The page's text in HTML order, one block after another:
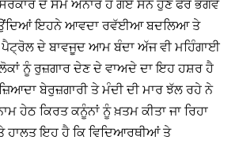
ਦੇ ਸਮੇਂ ਅਨਾਰ ਹੋ ਗਏ ਸਨ ਹੁਣ ਫੇਰ ਭਗਵੇਂ
ਇਹਨੇ ਆਵਦਾ ਰਵੱਈਆ ਬਦਲਿਆ ਤੇ
ਦੇ ਬਾਵਜੂਦ ਆਮ ਬੰਦਾ ਅੱਜ ਵੀ ਮਹਿੰਗਾਈ
ਨੂੰ ਰੁਜ਼ਗਾਰ ਦੇਣ ਦੇ ਵਾਅਦੇ ਦਾ ਇਹ ਹਸ਼ਰ ਹੈ
ਬੇਰੁਜ਼ਗਾਰੀ ਤੇ ਮੰਦੀ ਦੀ ਮਾਰ ਝੱਲ ਰਹੇ ਨੇ
ਹੇਠ ਕਿਰਤ ਕਨੂੰਨਾਂ ਨੂੰ ਖ਼ਤਮ ਕੀਤਾ ਜਾ ਰਿਹਾ
ਹਾਲਤ ਇਹ ਹੈ ਕਿ ਵਿਦਿਆਰਥੀਆਂ ਤੇ